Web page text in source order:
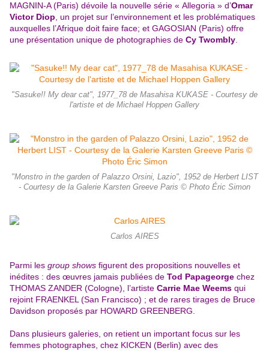
MAGNIN-A (Paris) dévoile la nouvelle série « Allegoria » d’Omar
Victor Diop , un projet sur l’environnement et les problématiques
auxquelles l’Afrique doit faire face; et GAGOSIAN (Paris) offre
une présentation unique de photographies de Cy Twombly
"Sasuke!! My dear cat", 1977_78 de Masahisa KUKASE - Courtesy de
l'artiste et de Michael Hoppen Gallery
"Monstro in the garden of Palazzo Orsini, Lazio", 1952 de Herbert LIST
- Courtesy de la Galerie Karsten Greeve Paris © Photo Éric Simon
Carlos AIRES
Parmi les group shows figurent des propositions nouvelles et
inédites : des œuvres jamais publiées de Tod Papageorge chez
THOMAS ZANDER (Cologne), l’artiste Carrie Mae Weems qui
rejoint FRAENKEL (San Francisco) ; et de rares tirages de Bruce
Davidson proposés par HOWARD GREENBERG.
Dans plusieurs galeries, on retient un important focus sur les
femmes photographes, chez KICKEN (Berlin) avec des